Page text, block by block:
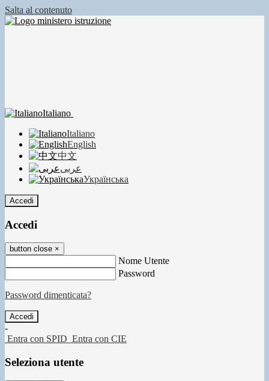
Salta al contenuto
Italiano
Italiano
English
中文
عربى
Українська
Accedi
Accedi
button close ×
Nome Utente
Password
Password dimenticata?
-
Entra con SPID Entra con CIE
Seleziona utente